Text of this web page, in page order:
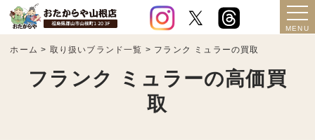
ホーム > 取り扱いブランド一覧 > フランク ミュラーの買取
フランク ミュラーの高価買
取